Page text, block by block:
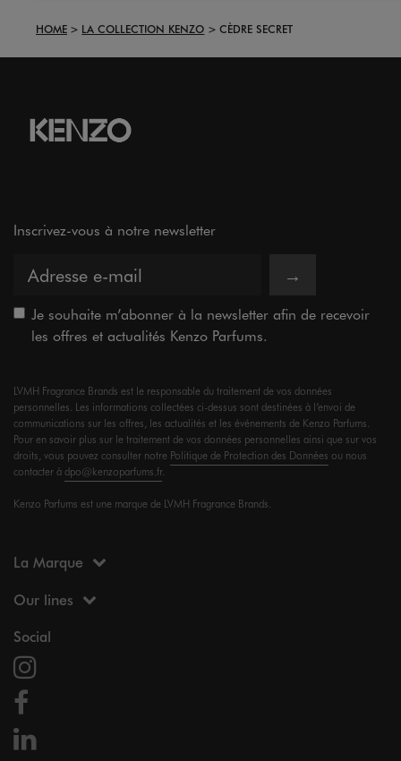
HOME LA COLLECTION KENZO CÈDRE SECRET
Inscrivez-vous à notre newsletter
→
Je souhaite m’abonner à la newsletter afin de recevoir
les offres et actualités Kenzo Parfums.
LVMH Fragrance Brands est le responsable du traitement de vos données
personnelles. Les informations collectées ci-dessus sont destinées à l’envoi de
communications sur les offres, les actualités et les événements de Kenzo Parfums.
Pour en savoir plus sur le traitement de vos données personnelles ainsi que sur vos
droits, vous pouvez consulter notre Politique de Protection des Données ou nous
contacter àdpo@kenzoparfums.fr.
Kenzo Parfums est une marque de LVMH Fragrance Brands.
La Marque
Our lines
Social